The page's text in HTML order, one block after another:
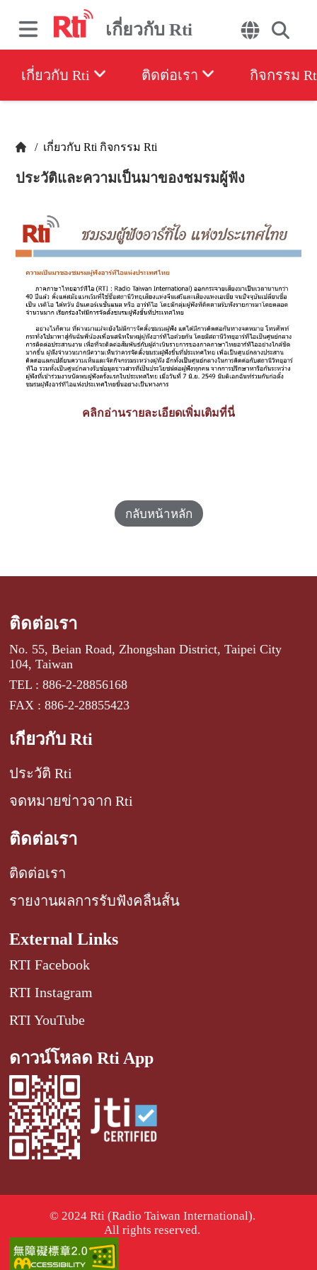
เกี่ยวกับ Rti
เกี่ยวกับ Rti ติดต่อเรา กิจกรรม
/ เกี่ยวกับ Rti กิจกรรม Rti
ประวัติและความเป็นมาของชมรมผู้ฟัง
คลิกอ่านรายละเอียดเพิ่มเติมที่นี่
กลับหน้าหลัก
ติดต่อเรา
No. 55, Beian Road, Zhongshan District, Taipei City
104, Taiwan
TEL : 886-2-28856168
FAX : 886-2-28855423
เกี่ยวกับ Rti
ประวัติ Rti
จดหมายข่าวจาก Rti
ติดต่อเรา
ติดต่อเรา
รายงานผลการรับฟังคลื่นสั้น
External Links
RTI Facebook
RTI Instagram
RTI YouTube
ดาวน์โหลด Rti App
© 2024 Rti (Radio Taiwan International).
All rights reserved.